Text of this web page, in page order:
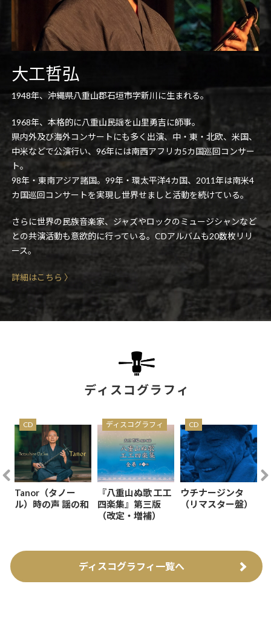
大工哲弘
1948年、沖縄県八重山郡石垣市字新川に生まれる。
1968年、本格的に八重山民謡を山里勇吉に師事。
県内外及び海外コンサートにも多く出演、中・東・北欧、米国、
中米などで公演行い、96年には南西アフリカ5カ国巡回コンサー
ト。
98年・東南アジア諸国。99年・環太平洋4カ国、2011年は南米4
カ国巡回コンサートを実現し世界せましと活動を続けている。
さらに世界の民族音楽家、ジャズやロックのミュージシャンなど
との共演活動も意欲的に行っている。CDアルバムも20数枚リリ
ース。
詳細はこちら 〉
ディスコグラフィ
CD
Tanor（タノー
ル）時の声 謡の和
ディスコグラフィ
『八重山ぬ歌 工工
四楽集』第三版
（改定・増補）
CD
ウチナージンタ
（リマスター盤）
ディスコグラフィ一覧へ